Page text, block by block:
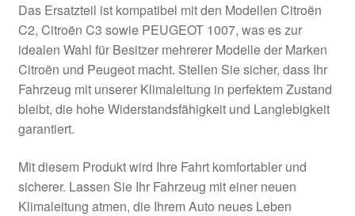
Das Ersatzteil ist kompatibel mit den Modellen Citroën
C2, Citroën C3 sowie PEUGEOT 1007, was es zur
idealen Wahl für Besitzer mehrerer Modelle der Marken
Citroën und Peugeot macht. Stellen Sie sicher, dass Ihr
Fahrzeug mit unserer Klimaleitung in perfektem Zustand
bleibt, die hohe Widerstandsfähigkeit und Langlebigkeit
garantiert.
Mit diesem Produkt wird Ihre Fahrt komfortabler und
sicherer. Lassen Sie Ihr Fahrzeug mit einer neuen
Klimaleitung atmen, die Ihrem Auto neues Leben